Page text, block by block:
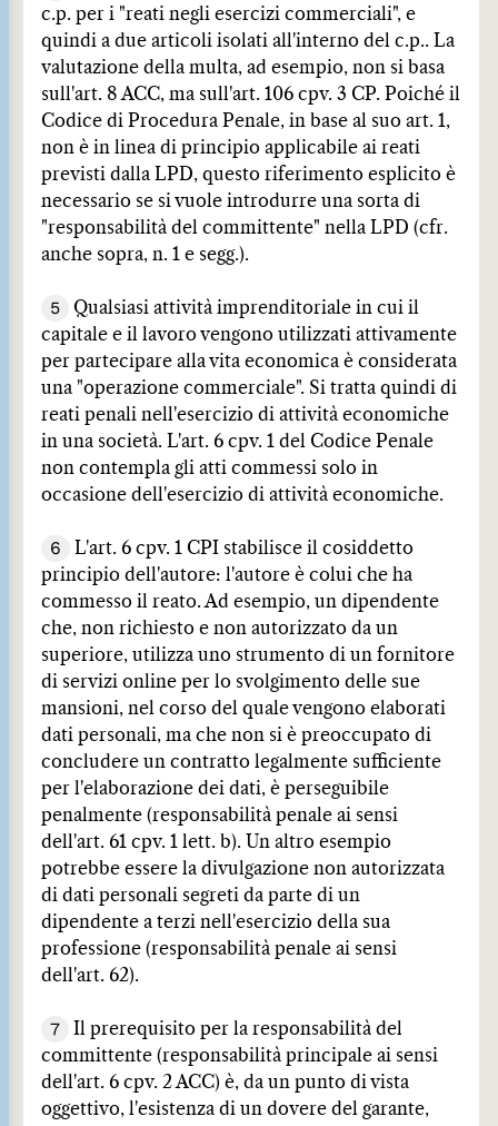
c.p. per i "reati negli esercizi commerciali", e
quindi a due articoli isolati all'interno del c.p.. La
valutazione della multa, ad esempio, non si basa
sull'art. 8 ACC, ma sull'art. 106 cpv. 3 CP. Poiché il
Codice di Procedura Penale, in base al suo art. 1,
non è in linea di principio applicabile ai reati
previsti dalla LPD, questo riferimento esplicito è
necessario se si vuole introdurre una sorta di
"responsabilità del committente" nella LPD (cfr.
anche sopra, n. 1 e segg.).
5
Qualsiasi attività imprenditoriale in cui il
capitale e il lavoro vengono utilizzati attivamente
per partecipare alla vita economica è considerata
una "operazione commerciale". Si tratta quindi di
reati penali nell'esercizio di attività economiche
in una società. L'art. 6 cpv. 1 del Codice Penale
non contempla gli atti commessi solo in
occasione dell'esercizio di attività economiche.
6
L'art. 6 cpv. 1 CPI stabilisce il cosiddetto
principio dell'autore: l'autore è colui che ha
commesso il reato. Ad esempio, un dipendente
che, non richiesto e non autorizzato da un
superiore, utilizza uno strumento di un fornitore
di servizi online per lo svolgimento delle sue
mansioni, nel corso del quale vengono elaborati
dati personali, ma che non si è preoccupato di
concludere un contratto legalmente sufficiente
per l'elaborazione dei dati, è perseguibile
penalmente (responsabilità penale ai sensi
dell'art. 61 cpv. 1 lett. b). Un altro esempio
potrebbe essere la divulgazione non autorizzata
di dati personali segreti da parte di un
dipendente a terzi nell'esercizio della sua
professione (responsabilità penale ai sensi
dell'art. 62).
7
Il prerequisito per la responsabilità del
committente (responsabilità principale ai sensi
dell'art. 6 cpv. 2 ACC) è, da un punto di vista
oggettivo, l'esistenza di un dovere del garante,